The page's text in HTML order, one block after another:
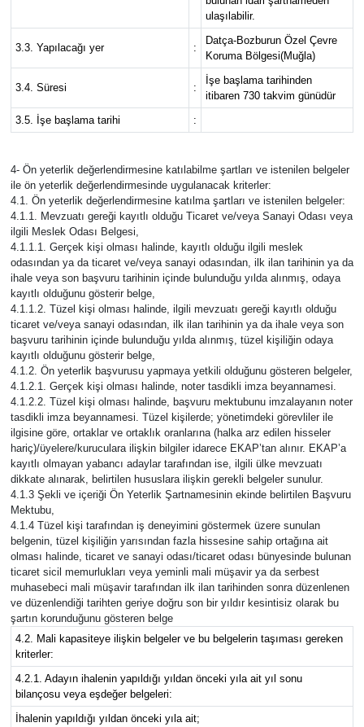
ulaşılabilir.
3.3. Yapılacağı yer :
Datça-Bozburun Özel Çevre
Koruma Bölgesi(Muğla)
3.4. Süresi :
İşe başlama tarihinden
itibaren 730 takvim günüdür
3.5. İşe başlama tarihi
:
4- Ön yeterlik değerlendirmesine katılabilme şartları ve istenilen belgeler
ile ön yeterlik değerlendirmesinde uygulanacak kriterler:
4.1. Ön yeterlik değerlendirmesine katılma şartları ve istenilen belgeler:
4.1.1. Mevzuatı gereği kayıtlı olduğu Ticaret ve/veya Sanayi Odası veya
ilgili Meslek Odası Belgesi,
4.1.1.1. Gerçek kişi olması halinde, kayıtlı olduğu ilgili meslek
odasından ya da ticaret ve/veya sanayi odasından, ilk ilan tarihinin ya da
ihale veya son başvuru tarihinin içinde bulunduğu yılda alınmış, odaya
kayıtlı olduğunu gösterir belge,
4.1.1.2. Tüzel kişi olması halinde, ilgili mevzuatı gereği kayıtlı olduğu
ticaret ve/veya sanayi odasından, ilk ilan tarihinin ya da ihale veya son
başvuru tarihinin içinde bulunduğu yılda alınmış, tüzel kişiliğin odaya
kayıtlı olduğunu gösterir belge,
4.1.2. Ön yeterlik başvurusu yapmaya yetkili olduğunu gösteren belgeler,
4.1.2.1. Gerçek kişi olması halinde, noter tasdikli imza beyannamesi.
4.1.2.2. Tüzel kişi olması halinde, başvuru mektubunu imzalayanın noter
tasdikli imza beyannamesi. Tüzel kişilerde; yönetimdeki görevliler ile
ilgisine göre, ortaklar ve ortaklık oranlarına (halka arz edilen hisseler
hariç)/üyelere/kuruculara ilişkin bilgiler idarece EKAP’tan alınır. EKAP’a
kayıtlı olmayan yabancı adaylar tarafından ise, ilgili ülke mevzuatı
dikkate alınarak, belirtilen hususlara ilişkin gerekli belgeler sunulur.
4.1.3 Şekli ve içeriği Ön Yeterlik Şartnamesinin ekinde belirtilen Başvuru
Mektubu,
4.1.4 Tüzel kişi tarafından iş deneyimini göstermek üzere sunulan
belgenin, tüzel kişiliğin yarısından fazla hissesine sahip ortağına ait
olması halinde, ticaret ve sanayi odası/ticaret odası bünyesinde bulunan
ticaret sicil memurlukları veya yeminli mali müşavir ya da serbest
muhasebeci mali müşavir tarafından ilk ilan tarihinden sonra düzenlenen
ve düzenlendiği tarihten geriye doğru son bir yıldır kesintisiz olarak bu
şartın korunduğunu gösteren belge
4.2. Mali kapasiteye ilişkin belgeler ve bu belgelerin taşıması gereken
kriterler:
4.2.1. Adayın ihalenin yapıldığı yıldan önceki yıla ait yıl sonu
bilançosu veya eşdeğer belgeleri:
İhalenin yapıldığı yıldan önceki yıla ait;